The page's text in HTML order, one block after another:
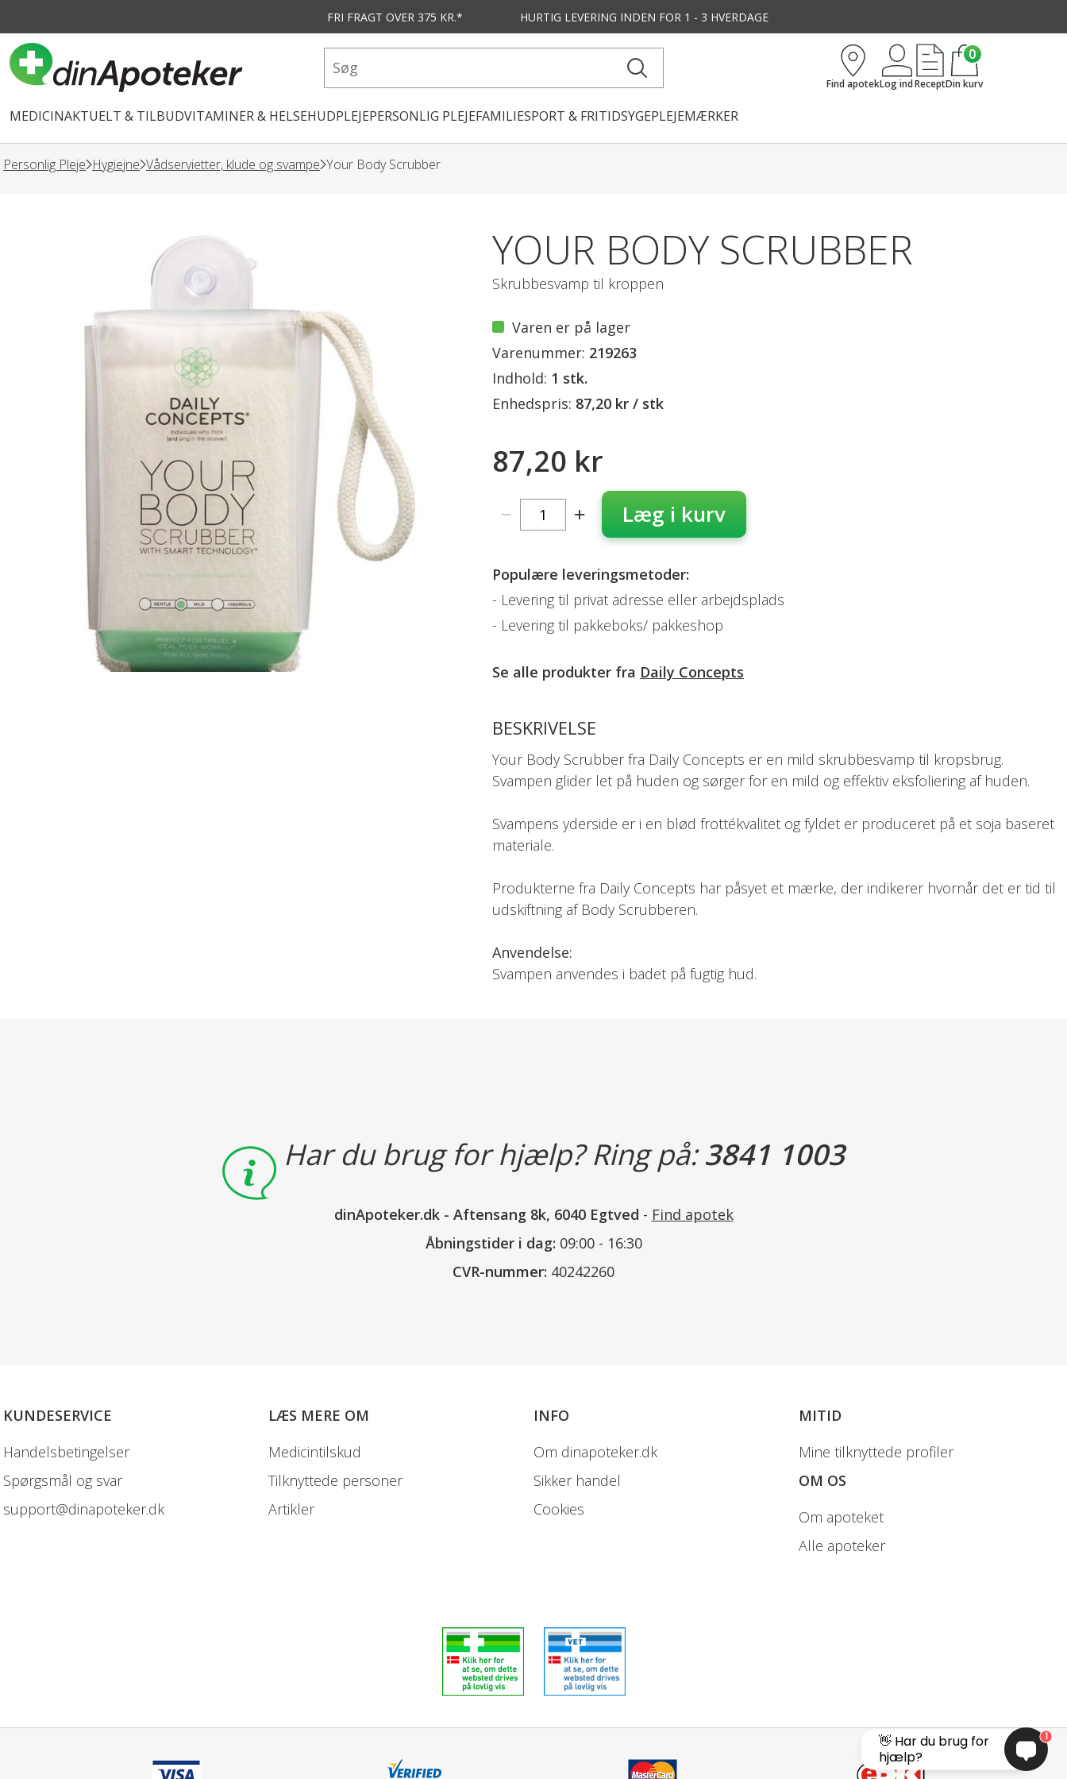
FRI FRAGT OVER 375 KR.* HURTIG LEVERING INDEN FOR 1 - 3 HVERDAGE
MEDICINAKTUELT & TILBUDVITAMINER & HELSEHUDPLEJEPERSONLIG PLEJEFAMILIESPORT & FRITIDSYGEPLEJEMÆRKER
Find apotekLog indRecept
0
Din kurv
Personlig Pleje Hygiejne Vådservietter, klude og svampe Your Body Scrubber
YOUR BODY SCRUBBER
Skrubbesvamp til kroppen
Varen er på lager
Varenummer: 219263
Indhold: 1 stk.
Enhedspris: 87,20 kr / stk
87,20 kr
Læg i kurv
Populære leveringsmetoder:
Levering til privat adresse eller arbejdsplads
Levering til pakkeboks/ pakkeshop
Se alle produkter fra Daily Concepts
BESKRIVELSE
Your Body Scrubber fra Daily Concepts er en mild skrubbesvamp til kropsbrug.
Svampen glider let på huden og sørger for en mild og effektiv eksfoliering af huden.
Svampens yderside er i en blød frottékvalitet og fyldet er produceret på et soja baseret
materiale.
Produkterne fra Daily Concepts har påsyet et mærke, der indikerer hvornår det er tid til
udskiftning af Body Scrubberen.
Anvendelse:
Svampen anvendes i badet på fugtig hud.
Materiale:
Yderside: Bomuld, polyamid, polyester.
Læs mere
Har du brug for hjælp? Ring på:3841 1003
dinApoteker.dk- Aftensang 8k, 6040 Egtved - Find apotek
Åbningstider i dag: 09:00 - 16:30
CVR-nummer: 40242260
KUNDESERVICE
Handelsbetingelser
Spørgsmål og svar
support@dinapoteker.dk
LÆS MERE OM
Medicintilskud
Tilknyttede personer
Artikler
INFO
Om dinapoteker.dk
Sikker handel
Cookies
MITID
Mine tilknyttede profiler
OM OS
Om apoteket
Alle apoteker
👋 Har du brug for
hjælp?
1